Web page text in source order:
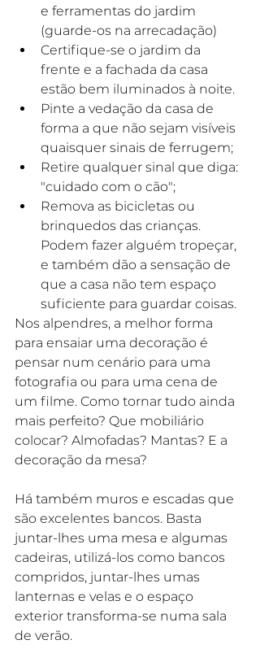
e ferramentas do jardim
(guarde-os na arrecadação)
Certifique-se o jardim da
frente e a fachada da casa
estão bem iluminados à noite.
Pinte a vedação da casa de
forma a que não sejam visíveis
quaisquer sinais de ferrugem;
Retire qualquer sinal que diga:
"cuidado com o cão";
Remova as bicicletas ou
brinquedos das crianças.
Podem fazer alguém tropeçar,
e também dão a sensação de
que a casa não tem espaço
suficiente para guardar coisas.
Nos alpendres, a melhor forma
para ensaiar uma decoração é
pensar num cenário para uma
fotografia ou para uma cena de
um filme. Como tornar tudo ainda
mais perfeito? Que mobiliário
colocar? Almofadas? Mantas? E a
decoração da mesa?
Há também muros e escadas que
são excelentes bancos. Basta
juntar-lhes uma mesa e algumas
cadeiras, utilizá-los como bancos
compridos, juntar-lhes umas
lanternas e velas e o espaço
exterior transforma-se numa sala
de verão.